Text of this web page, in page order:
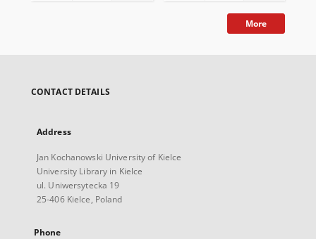
More
CONTACT DETAILS
Address
Jan Kochanowski University of Kielce
University Library in Kielce
ul. Uniwersytecka 19
25-406 Kielce, Poland
Phone